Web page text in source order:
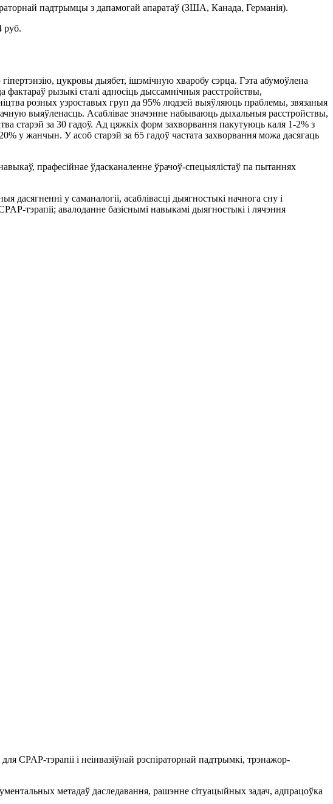
падтрымцы з дапамогай апаратаў (ЗША, Канада, Германія).
руб.
цукровы дыябет, ішэмічную хваробу сэрца. Гэта абумоўлена
рызыкі сталі адносіць дыссамнічныя расстройствы,
розных узроставых груп да 95% людзей выяўляюць праблемы, звязаныя
выяўленасць. Асаблівае значэнне набываюць дыхальныя расстройствы,
старэй за 30 гадоў. Ад цяжкіх форм захворвання пакутуюць каля 1-2% з
у жанчын. У асоб старэй за 65 гадоў частата захворвання можа дасягаць
прафесійнае ўдасканаленне ўрачоў-спецыялістаў па пытаннях
у саманалогіі, асаблівасці дыягностыкі начнога сну і
тэрапіі; авалоданне базіснымі навыкамі дыягностыкі і лячэння
CPAP-тэрапіі і неінвазіўнай рэспіраторнай падтрымкі, трэнажор-
метадаў даследавання, рашэнне сітуацыйных задач, адпрацоўка